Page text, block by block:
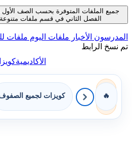
جميع الملفات المتوفرة بحسب الصف
الفصل الثاني في قسم ملفات متنوعة حتى
المدرسون الأخبار ملفات اليوم ملفات
تم نسخ الرابط
الأكاديمية
🔥 كويزات لجميع الصفوف